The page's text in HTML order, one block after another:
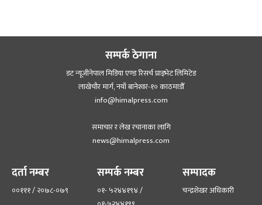
सम्पर्क ठेगाना
डट न्यूजीनेपाल मिडिया एण्ड रिसर्च प्राइभेट लिमिटेड
लाखेचौर मार्ग, नयाँ बानेश्‍वर-१० काठमाडौँ
info@himalpress.com
समाचार र लेख रचानाका लागि
news@himalpress.com
दर्ता नम्बर
००१११ / २०७८-०७९
सम्पर्क नम्बर
०१- ५२४४१९४ /
सम्पादक
चन्द्रशेखर अधिकारी